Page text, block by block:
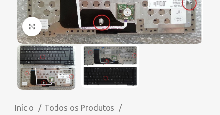
Click to enlarge
Início
Todos os Produtos